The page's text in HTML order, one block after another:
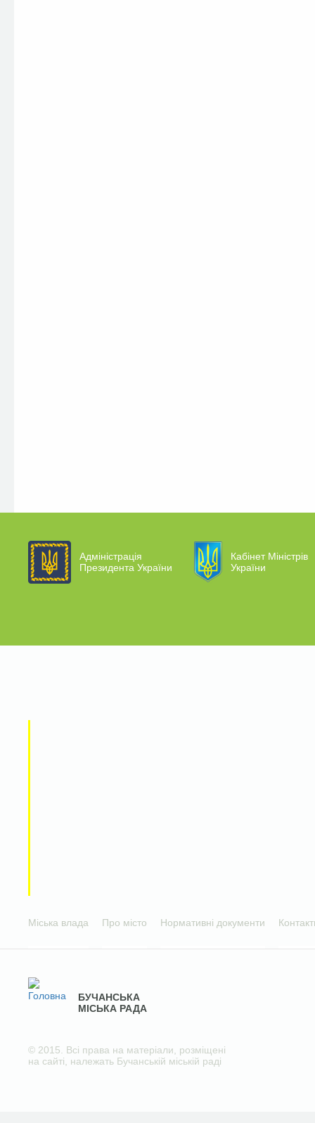
Адміністрація
Президента України
Кабінет Міністрів
України
Міська влада Про місто Нормативні документи
БУЧАНСЬКА
МІСЬКА РАДА
© 2015. Всі права на матеріали, розміщені
на сайті, належать Бучанській міській раді